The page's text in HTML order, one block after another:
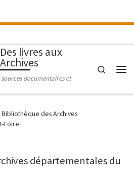
Des livres aux
Archives
documentaires et
Search
Bibliothèque des Archives
Loire
départementales du